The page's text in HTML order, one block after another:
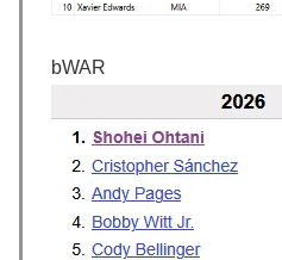
知ってる？」
れたちびっ子集団が世界を
▶ 【MLB】先発投手のパワー
本由伸より下はないわ」「
ーと同じ勝数なんだよな」
韓国人「せっかく日本に韓
ンしてあげたのに、ほとん
bWAR